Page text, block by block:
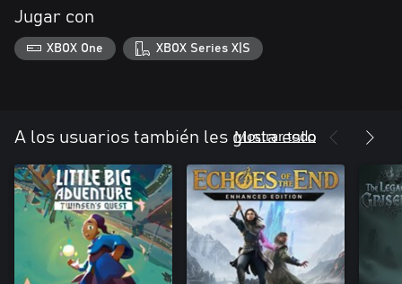
Adéntrate en el mapa: Girdlegard abarca desde picos nevados
hasta resplandecientes desiertos. Puedes moverte por el mapa
del mundo con total libertad, conocer a numerosos personajes y
¡Enanos! Por fin la mejor raza de fantasía es la protagonista. Se
acabaron los días en que esos barbudos con hachas no eran más
que PNJ. ¡Ha llegado la era de los enanos!
Jugar con
XBOX One XBOX Series X|S
A los usuarios también les gusta esto
Mostrar todo